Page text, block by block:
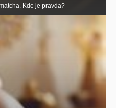
Kde je pravda?